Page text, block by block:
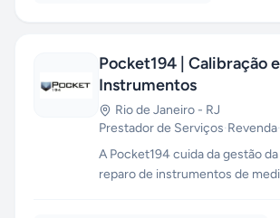
Pocket194 | Calibração
Instrumentos
Rio de Janeiro - RJ
Prestador de Serviços·Revenda·
A Pocket194 cuida da gestão
reparo de instrumentos de